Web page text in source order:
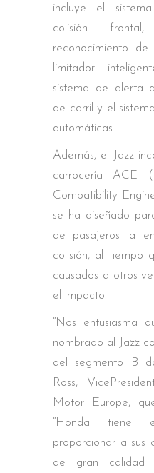
incluye el
colisión
reconocimiento
limitador
sistema de alerta
de carril y el
automáticas.
Además, el Jazz
carrocería ACE
Compatibility
se ha diseñado
de pasajeros la
colisión, al tiempo
causados a otros
el impacto.
“Nos entusiasma
nombrado al Jazz
del segmento B
Ross,
Motor Europe,
“Honda tiene
proporcionar a sus
de gran